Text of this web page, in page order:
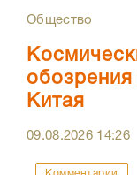
Общество
Китая
09.08.2026 14:26